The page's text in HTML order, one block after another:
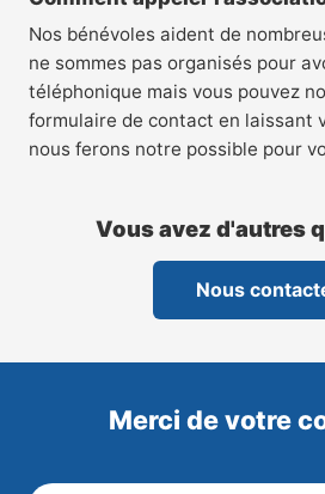
Nos bénévoles aident de
ne sommes pas organisés pour
téléphonique mais vous pouvez
formulaire de contact en laissant
nous ferons notre possible pour
Vous avez d'autres
Nous
Merci de votre